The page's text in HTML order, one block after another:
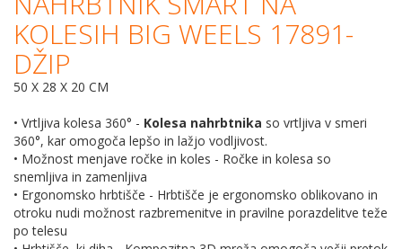
KOLESIH BIG WEELS 17891-
DŽIP
50 X 28 X 20 CM
• Vrtljiva kolesa 360° - Kolesa nahrbtnika so vrtljiva v smeri
360°, kar omogoča lepšo in lažjo vodljivost.
• Možnost menjave ročke in koles - Ročke in kolesa so
snemljiva in zamenljiva
• Ergonomsko hrbtišče - Hrbtišče je ergonomsko oblikovano in
otroku nudi možnost razbremenitve in pravilne porazdelitve teže
po telesu